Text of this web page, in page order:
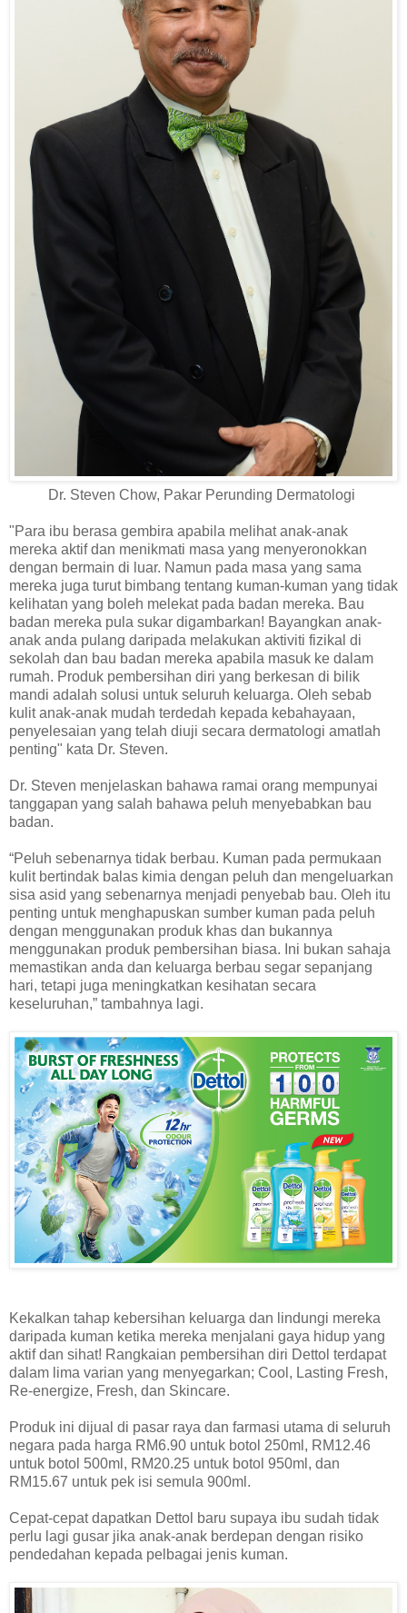
Dr. Steven Chow, Pakar Perunding Dermatologi
"Para ibu berasa gembira apabila melihat anak-anak
mereka aktif dan menikmati masa yang menyeronokkan
dengan bermain di luar. Namun pada masa yang sama
mereka juga turut bimbang tentang kuman-kuman yang tidak
kelihatan yang boleh melekat pada badan mereka. Bau
badan mereka pula sukar digambarkan! Bayangkan anak-
anak anda pulang daripada melakukan aktiviti fizikal di
sekolah dan bau badan mereka apabila masuk ke dalam
rumah. Produk pembersihan diri yang berkesan di bilik
mandi adalah solusi untuk seluruh keluarga. Oleh sebab
kulit anak-anak mudah terdedah kepada kebahayaan,
penyelesaian yang telah diuji secara dermatologi amatlah
penting" kata Dr. Steven.
Dr. Steven menjelaskan bahawa ramai orang mempunyai
tanggapan yang salah bahawa peluh menyebabkan bau
badan.
“Peluh sebenarnya tidak berbau. Kuman pada permukaan
kulit bertindak balas kimia dengan peluh dan mengeluarkan
sisa asid yang sebenarnya menjadi penyebab bau. Oleh itu
penting untuk menghapuskan sumber kuman pada peluh
dengan menggunakan produk khas dan bukannya
menggunakan produk pembersihan biasa. Ini bukan sahaja
memastikan anda dan keluarga berbau segar sepanjang
hari, tetapi juga meningkatkan kesihatan secara
keseluruhan,” tambahnya lagi.
Kekalkan tahap kebersihan keluarga dan lindungi mereka
daripada kuman ketika mereka menjalani gaya hidup yang
aktif dan sihat! Rangkaian pembersihan diri Dettol terdapat
dalam lima varian yang menyegarkan; Cool, Lasting Fresh,
Re-energize, Fresh, dan Skincare.
Produk ini dijual di pasar raya dan farmasi utama di seluruh
negara pada harga RM6.90 untuk botol 250ml, RM12.46
untuk botol 500ml, RM20.25 untuk botol 950ml, dan
RM15.67 untuk pek isi semula 900ml.
Cepat-cepat dapatkan Dettol baru supaya ibu sudah tidak
perlu lagi gusar jika anak-anak berdepan dengan risiko
pendedahan kepada pelbagai jenis kuman.